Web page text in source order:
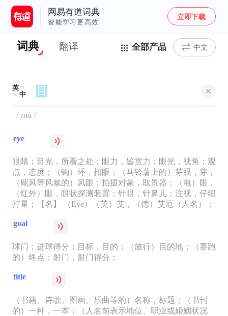
网易有道词典
智能学习更高效
立即下载
词典 翻译 全部产品 中文
英
中
/ mù /
eye
眼睛；目光，所看之处；眼力，鉴赏力；眼光，视角；观
点，态度；（钩）环，扣眼；（马铃薯上的）芽眼，芽；
（飓风等风暴的）风眼；拍摄对象，取景器；（电）眼，
（红外）眼，眼状探测装置；针眼，针鼻儿；注视，仔细
打量；【名】 （Eye）（英）艾，（德）艾厄（人名）；
goal
球门；进球得分；目标，目的；（旅行）目的地；（赛跑
的）终点；射门，射门得分；
title
（书籍、诗歌、图画、乐曲等的）名称，标题；（书刊
的）一种，一本；（人名前表示地位、职业或婚姻状况